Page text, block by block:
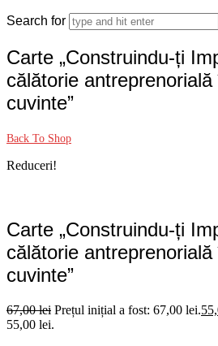
Search for
Carte „Construindu-ți
călătorie
cuvinte”
Back To Shop
Reduceri!
Carte „Construindu-ți
călătorie
cuvinte”
67,00lei Prețul inițial a fost: 67,00 lei.
55,00 lei.